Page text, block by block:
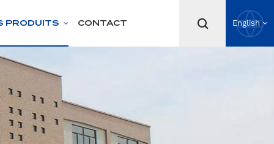
PRODUITS CONTACT English